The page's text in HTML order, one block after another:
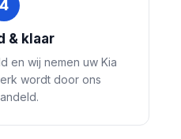
4
& klaar
en wij nemen uw Kia
wordt door ons